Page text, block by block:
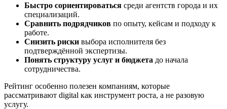
Быстро сориентироваться среди агентств города и их
специализаций.
Сравнить подрядчиков по опыту, кейсам и подходу к
работе.
Снизить риски выбора исполнителя без
подтверждённой экспертизы.
Понять структуру услуг и бюджета до начала
сотрудничества.
Рейтинг особенно полезен компаниям, которые
рассматривают digital как инструмент роста, а не разовую
услугу.